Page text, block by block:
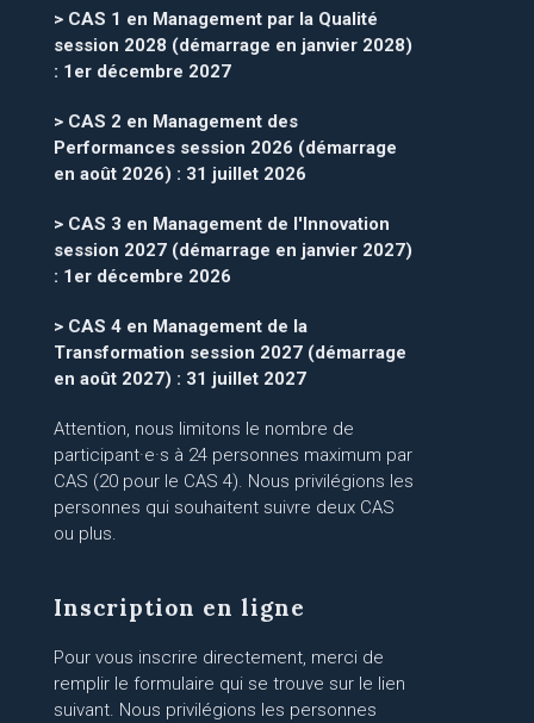
> CAS 1 en Management par la Qualité
session 2028 (démarrage en janvier 2028)
: 1er décembre 2027
> CAS 2 en Management des
Performances session 2026 (démarrage
en août 2026) : 31 juillet 2026
> CAS 3 en Management de l'Innovation
session 2027 (démarrage en janvier 2027)
: 1er décembre 2026
> CAS 4 en Management de la
Transformation session 2027 (démarrage
en août 2027) : 31 juillet 2027
Attention, nous limitons le nombre de
participant·e·s à 24 personnes maximum par
CAS (20 pour le CAS 4). Nous privilégions les
personnes qui souhaitent suivre deux CAS
ou plus.
Inscription en ligne
Pour vous inscrire directement, merci de
remplir le formulaire qui se trouve sur le lien
suivant. Nous privilégions les personnes